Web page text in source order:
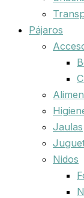
Pájaros
Jaulas
Nidos